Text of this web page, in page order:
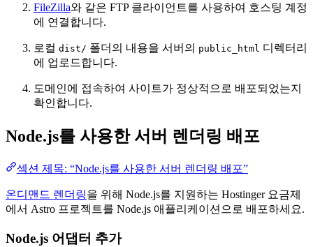
FileZilla와 같은 FTP 클라이언트를 사용하여 호스팅 계정
에 연결합니다.
로컬 dist/ 폴더의 내용을 서버의 public_html 디렉터리
에 업로드합니다.
도메인에 접속하여 사이트가 정상적으로 배포되었는지
확인합니다.
Node.js를 사용한 서버 렌더링 배포
섹션 제목: “Node.js를 사용한 서버 렌더링 배포”
온디맨드 렌더링을 위해 Node.js를 지원하는 Hostinger 요금제
에서 Astro 프로젝트를 Node.js 애플리케이션으로 배포하세요.
Node.js 어댑터 추가